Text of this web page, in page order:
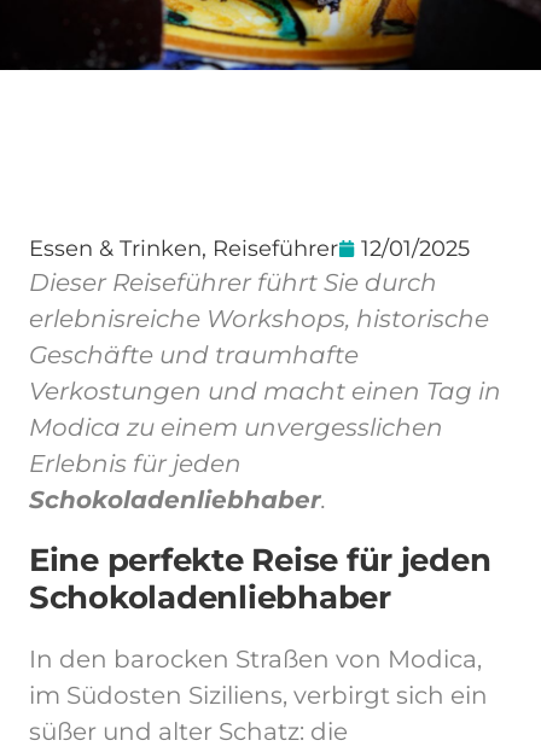
Essen & Trinken, Reiseführer 12/01/2025
Dieser Reiseführer führt Sie durch
erlebnisreiche Workshops, historische
Geschäfte und traumhafte
Verkostungen und macht einen Tag in
Modica zu einem unvergesslichen
Erlebnis für jeden
Schokoladenliebhaber.
Eine perfekte Reise für jeden
Schokoladenliebhaber
In den barocken Straßen von Modica,
im Südosten Siziliens, verbirgt sich ein
süßer und alter Schatz: die